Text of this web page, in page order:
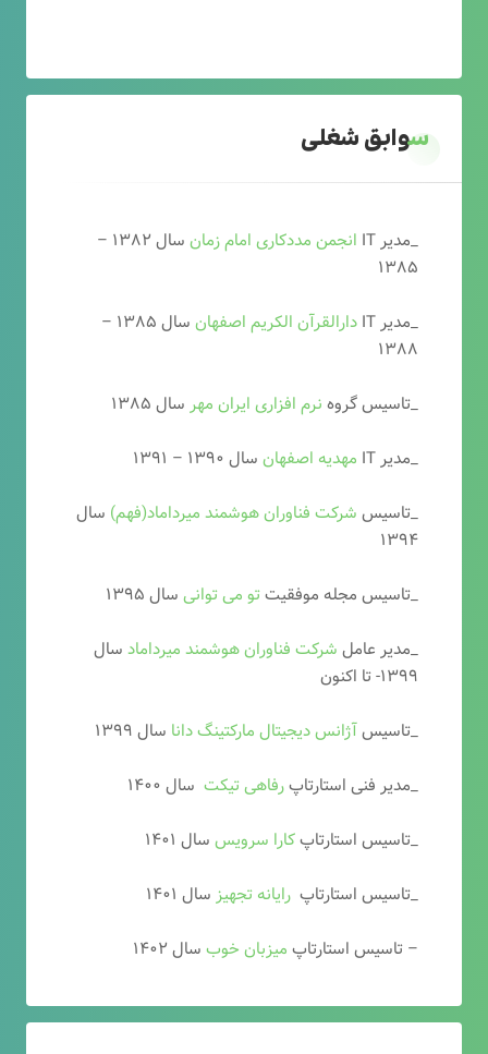
سوابق شغلی
_مدیر IT انجمن مددکاری امام زمان
سال ۱۳۸۲ –
۱۳۸۵
_مدیر IT
دارالقرآن الکریم اصفهان
سال ۱۳۸۵ –
۱۳۸۸
_تاسیس گروه نرم افزاری ایران مهر سال ۱۳۸۵
_مدیر IT
مهدیه اصفهان سال ۱۳۹۰ – ۱۳۹۱
_تاسیس شرکت فناوران هوشمند میرداماد(فهم) سال
۱۳۹۴
_تاسیس مجله موفقیتتو می توانی سال ۱۳۹۵
_مدیر عامل شرکت فناوران هوشمند میرداماد سال
۱۳۹۹- تا اکنون
_تاسیسآژانس دیجیتال مارکتینگ دانا سال ۱۳۹۹
_مدیر فنی استارتاپرفاهی تیکت سال ۱۴۰۰
_تاسیس استارتاپکارا سرویس سال ۱۴۰۱
_تاسیس استارتاپ رایانه تجهیز سال ۱۴۰۱
– تاسیس استارتاپ میزبان خوب سال ۱۴۰۲